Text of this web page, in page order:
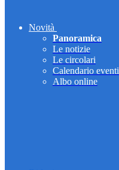
Novità
Panoramica
Le notizie
Le circolari
Calendario eventi
Albo online